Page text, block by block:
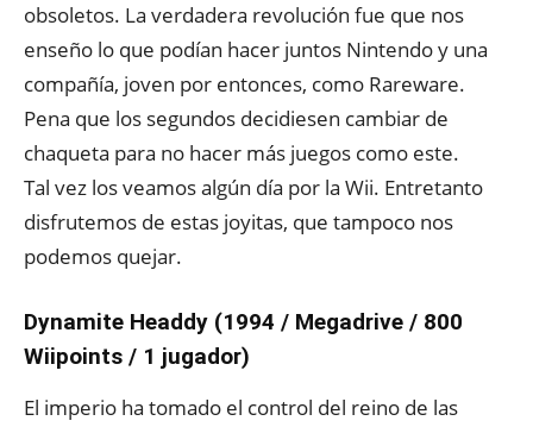
obsoletos. La verdadera revolución fue que nos
enseño lo que podían hacer juntos Nintendo y una
compañía, joven por entonces, como Rareware.
Pena que los segundos decidiesen cambiar de
chaqueta para no hacer más juegos como este.
Tal vez los veamos algún día por la Wii. Entretanto
disfrutemos de estas joyitas, que tampoco nos
podemos quejar.
Dynamite Headdy (1994 / Megadrive / 800
Wiipoints / 1 jugador)
El imperio ha tomado el control del reino de las